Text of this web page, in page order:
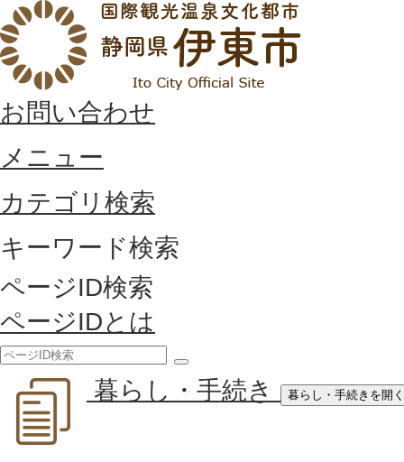
お問い合わせ
メニュー
カテゴリ検索
キーワード検索
ページID検索
ページIDとは
索
暮らし・手続き 暮らし・手続きを開く